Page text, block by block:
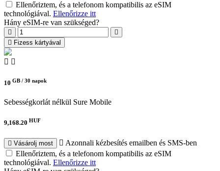
Ellenőriztem, és a telefonom kompatibilis az eSIM
technológiával. Ellenőrizze itt
Hány eSIM-re van szükséged?
Fizess kártyával
10 GB / 30 napok
Sebességkorlát nélkül Sure Mobile
9,168.20 HUF
Vásárolj most
Azonnali kézbesítés emailben és SMS-ben
Ellenőriztem, és a telefonom kompatibilis az eSIM
technológiával. Ellenőrizze itt